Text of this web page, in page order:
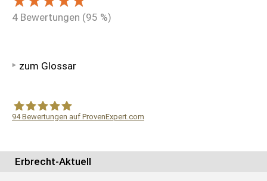
4 Bewertungen (95 %)
zum Glossar
94Bewertungen auf ProvenExpert.com
Erbrecht-Aktuell